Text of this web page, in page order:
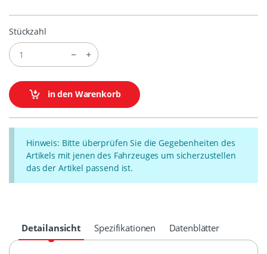
Stückzahl
in den Warenkorb
Hinweis: Bitte überprüfen Sie die Gegebenheiten des
Artikels mit jenen des Fahrzeuges um sicherzustellen
das der Artikel passend ist.
Detailansicht Spezifikationen Datenblätter